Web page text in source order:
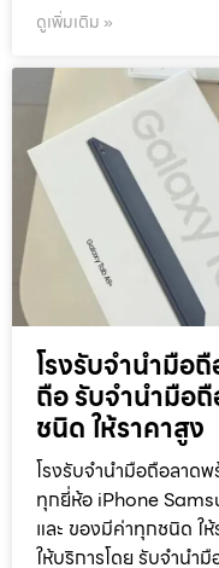
ดูเพิ่มเติม »
โรงรับจำนำมือ
ถือ รับจำนำมือ
ชนิด ให้ราคาสูง
โรงรับจำนำมือถือลาด
ทุกยี่ห้อ iPhone
และ ของมีค่าทุกชนิด ใ
ให้บริการโดย รับจํานํา